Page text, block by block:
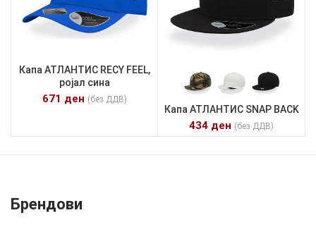
Капа АТЛАНТИС RECY FEEL,
ројал сина
671 ден (без ДДВ)
Капа АТЛАНТИС SNAP BACK
434 ден (без ДДВ)
Брендови